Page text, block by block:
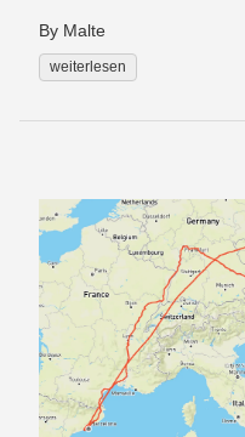
By Malte
weiterlesen